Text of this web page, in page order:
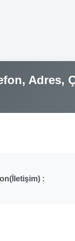
Adres,
: